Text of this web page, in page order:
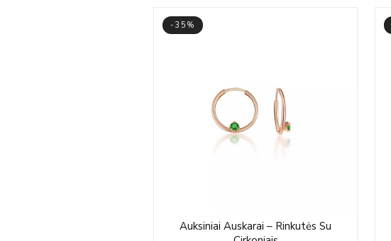
-35%
Auksiniai Auskarai – Rinkutės Su
range: